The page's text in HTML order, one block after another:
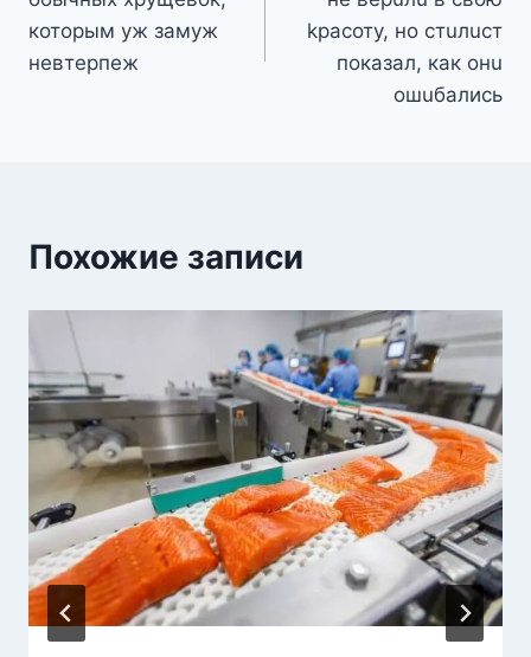
записям
которым уж замуж
невтерпеж
kрасоту, но стuлuст
показал, как онu
ошuбались
Похожие записи